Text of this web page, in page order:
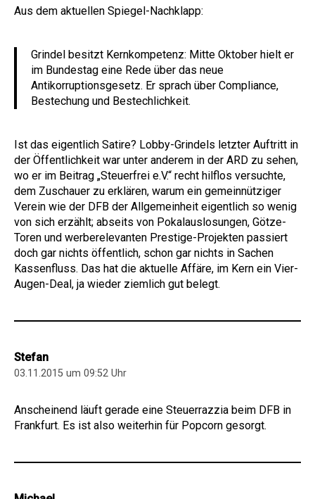
Aus dem aktuellen Spiegel-Nachklapp:
Grindel besitzt Kernkompetenz: Mitte Oktober hielt er
im Bundestag eine Rede über das neue
Antikorruptionsgesetz. Er sprach über Compliance,
Bestechung und Bestechlichkeit.
Ist das eigentlich Satire? Lobby-Grindels letzter Auftritt in
der Öffentlichkeit war unter anderem in der ARD zu sehen,
wo er im Beitrag „Steuerfrei e.V.“ recht hilflos versuchte,
dem Zuschauer zu erklären, warum ein gemeinnütziger
Verein wie der DFB der Allgemeinheit eigentlich so wenig
von sich erzählt; abseits von Pokalauslosungen, Götze-
Toren und werberelevanten Prestige-Projekten passiert
doch gar nichts öffentlich, schon gar nichts in Sachen
Kassenfluss. Das hat die aktuelle Affäre, im Kern ein Vier-
Augen-Deal, ja wieder ziemlich gut belegt.
Stefan
03.11.2015 um 09:52 Uhr
Anscheinend läuft gerade eine Steuerrazzia beim DFB in
Frankfurt. Es ist also weiterhin für Popcorn gesorgt.